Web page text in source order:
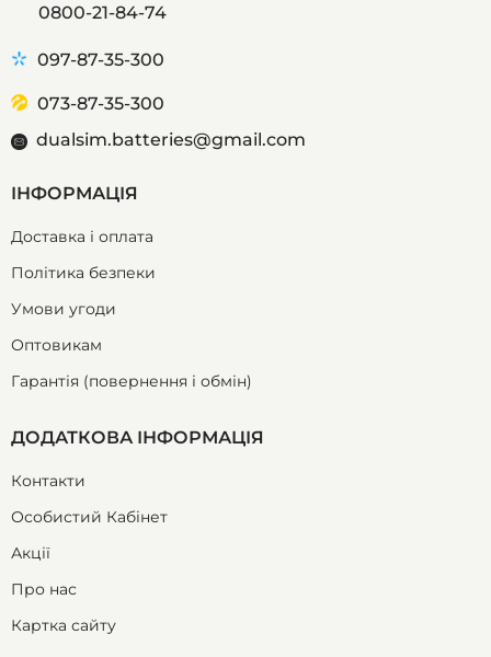
0800-21-84-74
097-87-35-300
073-87-35-300
dualsim.batteries@gmail.com
ІНФОРМАЦІЯ
Доставка і оплата
Політика безпеки
Умови угоди
Оптовикам
Гарантія (повернення і обмін)
ДОДАТКОВА ІНФОРМАЦІЯ
Контакти
Особистий Кабінет
Акції
Про нас
Картка сайту